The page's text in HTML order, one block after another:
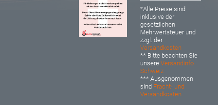
*Alle Preise sind
inklusive der
gesetzlichen
Mehrwertsteuer und
zzgl. der
Versandkosten
** Bitte beachten Sie
unsereVersandinfo
Schweiz
*** Ausgenommen
sind Fracht- und
Versandkosten